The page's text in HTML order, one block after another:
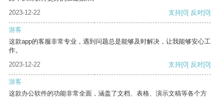
2023-12-22
支持[0] 反对[0]
游客
这款app的客服非常专业，遇到问题总是能够及时解决，让我能够安心工
作。
2023-12-22
支持[0] 反对[0]
游客
这款办公软件的功能非常全面，涵盖了文档、表格、演示文稿等各个方